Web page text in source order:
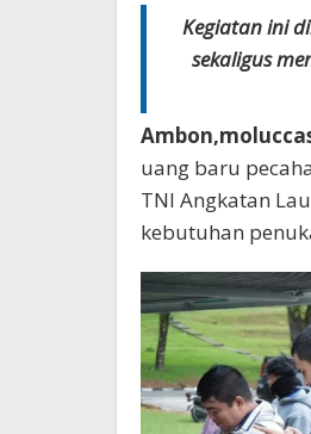
Kegiatan ini
sekaligus
uang baru
TNl Angkatan
kebutuhan